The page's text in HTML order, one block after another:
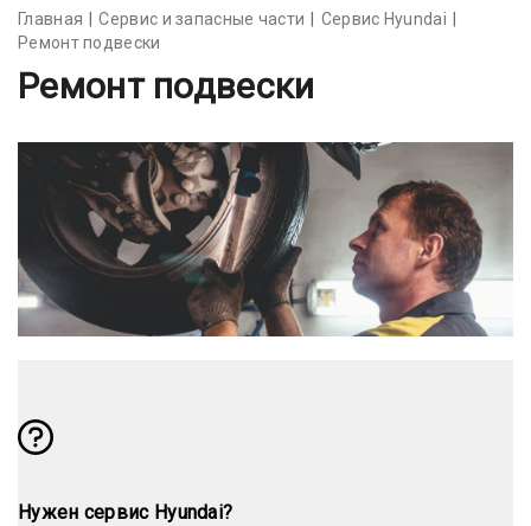
Главная Сервис и запасные части
Сервис Hyundai
Ремонт подвески
Ремонт подвески
Нужен сервис Hyundai?